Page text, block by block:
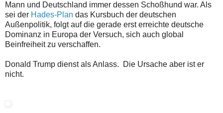
Mann und Deutschland immer dessen Schoßhund war. Als
sei der Hades-Plan das Kursbuch der deutschen
Außenpolitik, folgt auf die gerade erst erreichte deutsche
Dominanz in Europa der Versuch, sich auch global
Beinfreiheit zu verschaffen.
Donald Trump dienst als Anlass. Die Ursache aber ist er
nicht.